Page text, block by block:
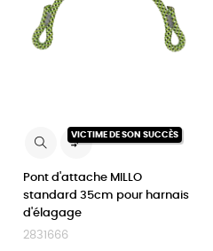
VICTIME DE SON SUCCÈS

Pont d'attache MILLO
standard 35cm pour harnais
d'élagage
2831666